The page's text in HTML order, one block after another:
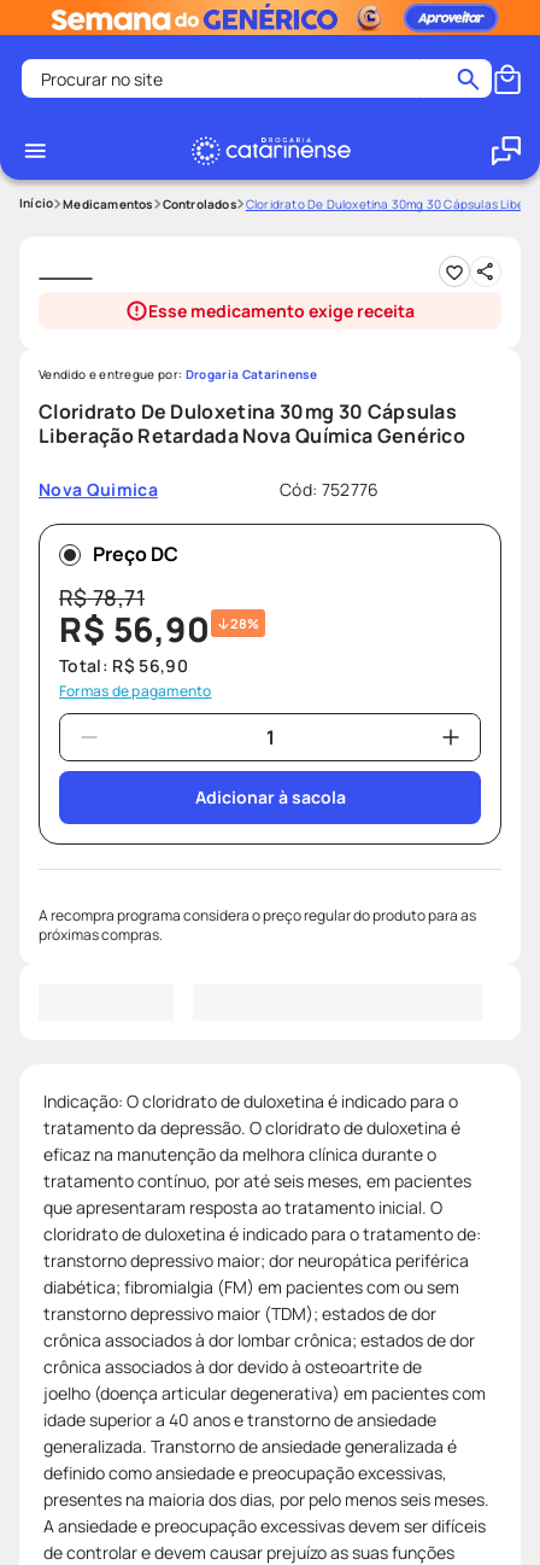
Procurar no site
1
2º
medley
4º
protetor solar facial
shampoo
8 º
sabonete liquido
Medicamentos Controlados Cloridrato De Duloxetina 30mg 30 Cápsulas
Esse medicamento exige receita
Cloridrato De Duloxetina 30mg 30 Cápsulas
Liberação Retardada Nova Química Genérico
Nova Quimica Cód: 752776
Vendido e entregue por: Drogaria Catarinense
Preço DC
R$78,71
R$ 56,90 28%
Total: R$ 56,90
Formas de pagamento
Adicionar à sacola
A recompra programa considera o preço regular do produto para as
próximas compras.
Indicação: O cloridrato de duloxetina é indicado para o
tratamento da depressão. O cloridrato de duloxetina é
eficaz na manutenção da melhora clínica durante o
tratamento contínuo, por até seis meses, em pacientes
que apresentaram resposta ao tratamento inicial. O
cloridrato de duloxetina é indicado para o tratamento de:
transtorno depressivo maior; dor neuropática periférica
diabética; fibromialgia (FM) em pacientes com ou sem
transtorno depressivo maior (TDM); estados de dor
crônica associados à dor lombar crônica; estados de dor
crônica associados à dor devido à osteoartrite de
joelho (doença articular degenerativa) em pacientes com
idade superior a 40 anos e transtorno de ansiedade
generalizada. Transtorno de ansiedade generalizada é
definido como ansiedade e preocupação excessivas,
presentes na maioria dos dias, por pelo menos seis meses.
A ansiedade e preocupação excessivas devem ser difíceis
de controlar e devem causar prejuízo as suas funções